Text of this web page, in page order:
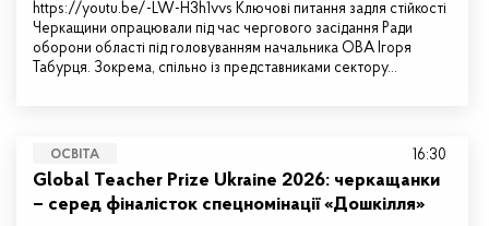
https://youtu.be/-LW-H3h1vvs Ключові питання задля стійкості
Черкащини опрацювали під час чергового засідання Ради
оборони області під головуванням начальника ОВА Ігоря
Табурця. Зокрема, спільно із представниками сектору…
ОСВІТА
Global Teacher Prize Ukraine 2026: черкащанки
– серед фіналісток спецномінації «Дошкілля»
16:30